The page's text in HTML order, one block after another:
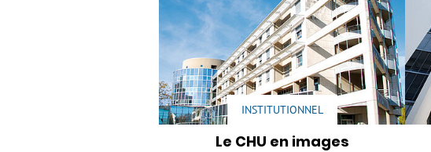
INSTITUTIONNEL
Le CHU en images